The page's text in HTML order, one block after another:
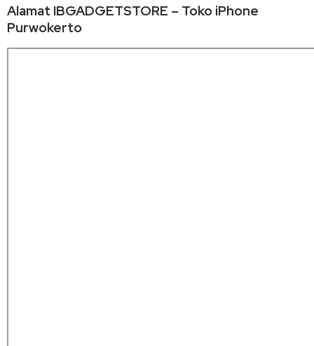
Alamat IBGADGETSTORE – Toko iPhone
Purwokerto